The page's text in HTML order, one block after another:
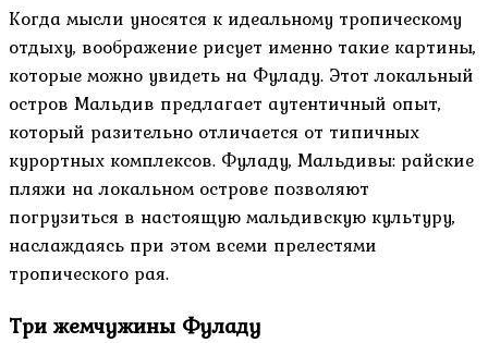
Когда мысли уносятся к идеальному тропическому
отдыху, воображение рисует именно такие картины,
которые можно увидеть на Фуладу. Этот локальный
остров Мальдив предлагает аутентичный опыт,
который разительно отличается от типичных
курортных комплексов. Фуладу, Мальдивы: райские
пляжи на локальном острове позволяют
погрузиться в настоящую мальдивскую культуру,
наслаждаясь при этом всеми прелестями
тропического рая.
Три жемчужины Фуладу